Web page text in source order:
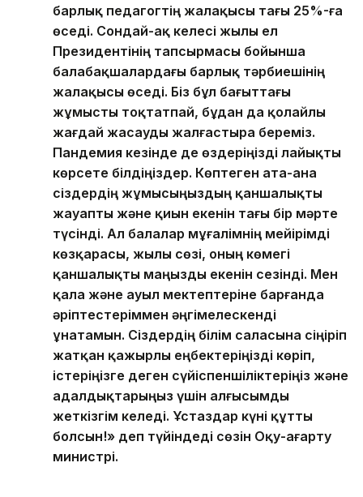
барлық педагогтің жалақысы тағы 25%-ға
өседі. Сондай-ақ келесі жылы ел
Президентінің тапсырмасы бойынша
балабақшалардағы барлық тәрбиешінің
жалақысы өседі. Біз бұл бағыттағы
жұмысты тоқтатпай, бұдан да қолайлы
жағдай жасауды жалғастыра береміз.
Пандемия кезінде де өздеріңізді лайықты
көрсете білдіңіздер. Көптеген ата-ана
сіздердің жұмысыңыздың қаншалықты
жауапты және қиын екенін тағы бір мәрте
түсінді. Ал балалар мұғалімнің мейірімді
көзқарасы, жылы сөзі, оның көмегі
қаншалықты маңызды екенін сезінді. Мен
қала және ауыл мектептеріне барғанда
әріптестеріммен әңгімелескенді
ұнатамын. Сіздердің білім саласына сіңіріп
жатқан қажырлы еңбектеріңізді көріп,
істеріңізге деген сүйіспеншіліктеріңіз және
адалдықтарыңыз үшін алғысымды
жеткізгім келеді. Ұстаздар күні құтты
болсын!» деп түйіндеді сөзін Оқу-ағарту
министрі.